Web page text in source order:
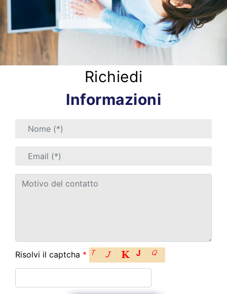
Richiedi
Informazioni
Risolvi il captcha *